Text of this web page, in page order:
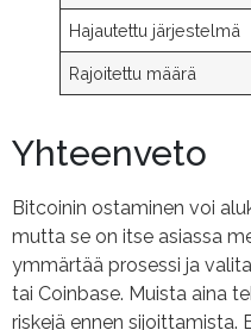
Hajautettu järjestelmä
Rajoitettu määrä
Yhteenveto
Bitcoinin ostaminen voi
mutta se on itse asiassa
ymmärtää prosessi ja
tai Coinbase. Muista aina
riskejä ennen sijoittamista.